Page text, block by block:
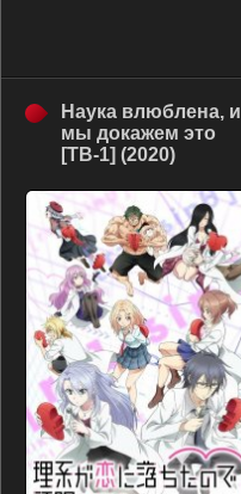
Наука влюблена, и
мы докажем это
[ТВ-1] (2020)